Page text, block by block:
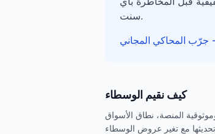
سنت.
جرّب المحاكي المجاني
كيف نقيم الوسطاء
المنصة، نطاق الأسواق